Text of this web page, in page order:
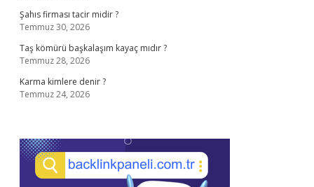
Şahıs firması tacir midir ?
Temmuz 30, 2026
Taş kömürü başkalaşım kayaç mıdır ?
Temmuz 28, 2026
Karma kimlere denir ?
Temmuz 24, 2026